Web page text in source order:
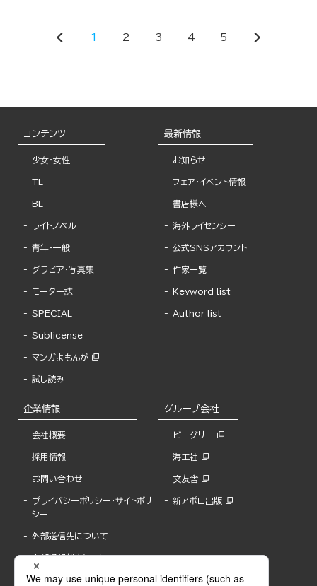
1 2 3 4 5
コンテンツ
少女・女性
TL
BL
ライトノベル
青年・一般
グラビア・写真集
モーター誌
SPECIAL
Sublicense
マンガよもんが
試し読み
最新情報
お知らせ
フェア・イベント情報
書店様へ
海外ライセンシー
公式SNSアカウント
作家一覧
Keyword list
Author list
企業情報
会社概要
採用情報
お問い合わせ
プライバシーポリシー・サイトポリ
シー
外部送信先について
内部通報制度について
グループ会社
ビーグリー
海王社
文友舎
新アポロ出版